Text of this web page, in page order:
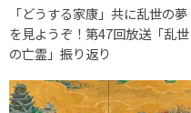
「どうする家康」共に乱世の夢
を見ようぞ！第47回放送「乱世
の亡霊」振り返り